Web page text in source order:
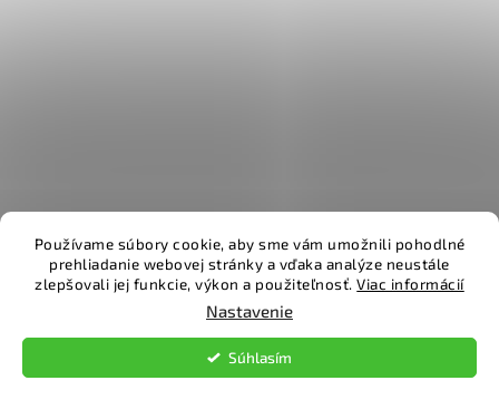
Používame súbory cookie, aby sme vám umožnili pohodlné
prehliadanie webovej stránky a vďaka analýze neustále
zlepšovali jej funkcie, výkon a použiteľnosť.Viac informácií
Nastavenie
Súhlasím
Vytvoril Shoptet
TopPodlahy. Všetky práva vyhradené.